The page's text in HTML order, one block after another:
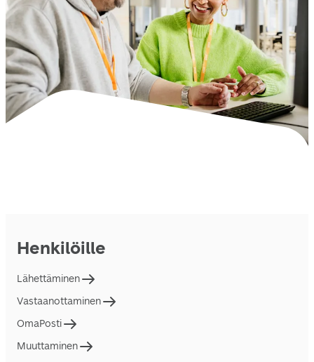
Henkilöille
Lähettäminen
Vastaanottaminen
OmaPosti
Muuttaminen